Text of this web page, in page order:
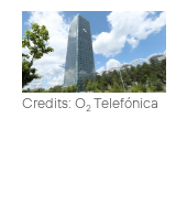
Credits: O2Telefónica